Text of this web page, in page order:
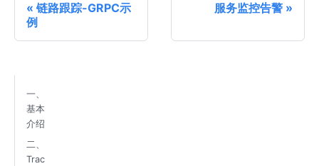
链路跟踪-GRPC示
例
服务监控告警
一、
基本
介绍
二、
Trac